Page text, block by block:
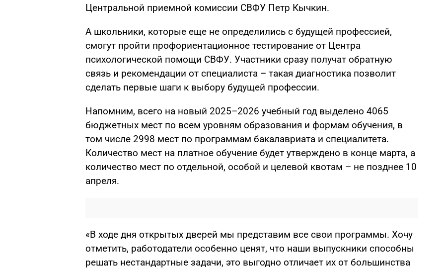
Центральной приемной комиссии СВФУ Петр Кычкин.
А школьники, которые еще не определились с будущей профессией,
смогут пройти профориентационное тестирование от Центра
психологической помощи СВФУ. Участники сразу получат обратную
связь и рекомендации от специалиста – такая диагностика позволит
сделать первые шаги к выбору будущей профессии.
Напомним, всего на новый 2025–2026 учебный год выделено 4065
бюджетных мест по всем уровням образования и формам обучения, в
том числе 2998 мест по программам бакалавриата и специалитета.
Количество мест на платное обучение будет утверждено в конце марта, а
количество мест по отдельной, особой и целевой квотам – не позднее 10
апреля.
«В ходе дня открытых дверей мы представим все свои программы. Хочу
отметить, работодатели особенно ценят, что наши выпускники способны
решать нестандартные задачи, это выгодно отличает их от большинства